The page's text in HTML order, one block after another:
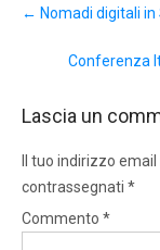
navigation
← Nomadi digitali
Conferenza
Lascia un
Il tuo indirizzo
contrassegnati *
Commento *